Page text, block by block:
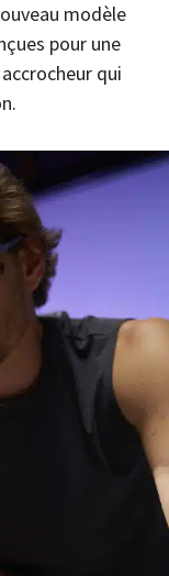
modèle
pour une
qui